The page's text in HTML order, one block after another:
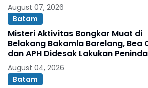
August 07, 2026
Batam
Misteri Aktivitas Bongkar Muat di
Belakang Bakamla Barelang, Bea
dan APH Didesak Lakukan
August 04, 2026
Batam